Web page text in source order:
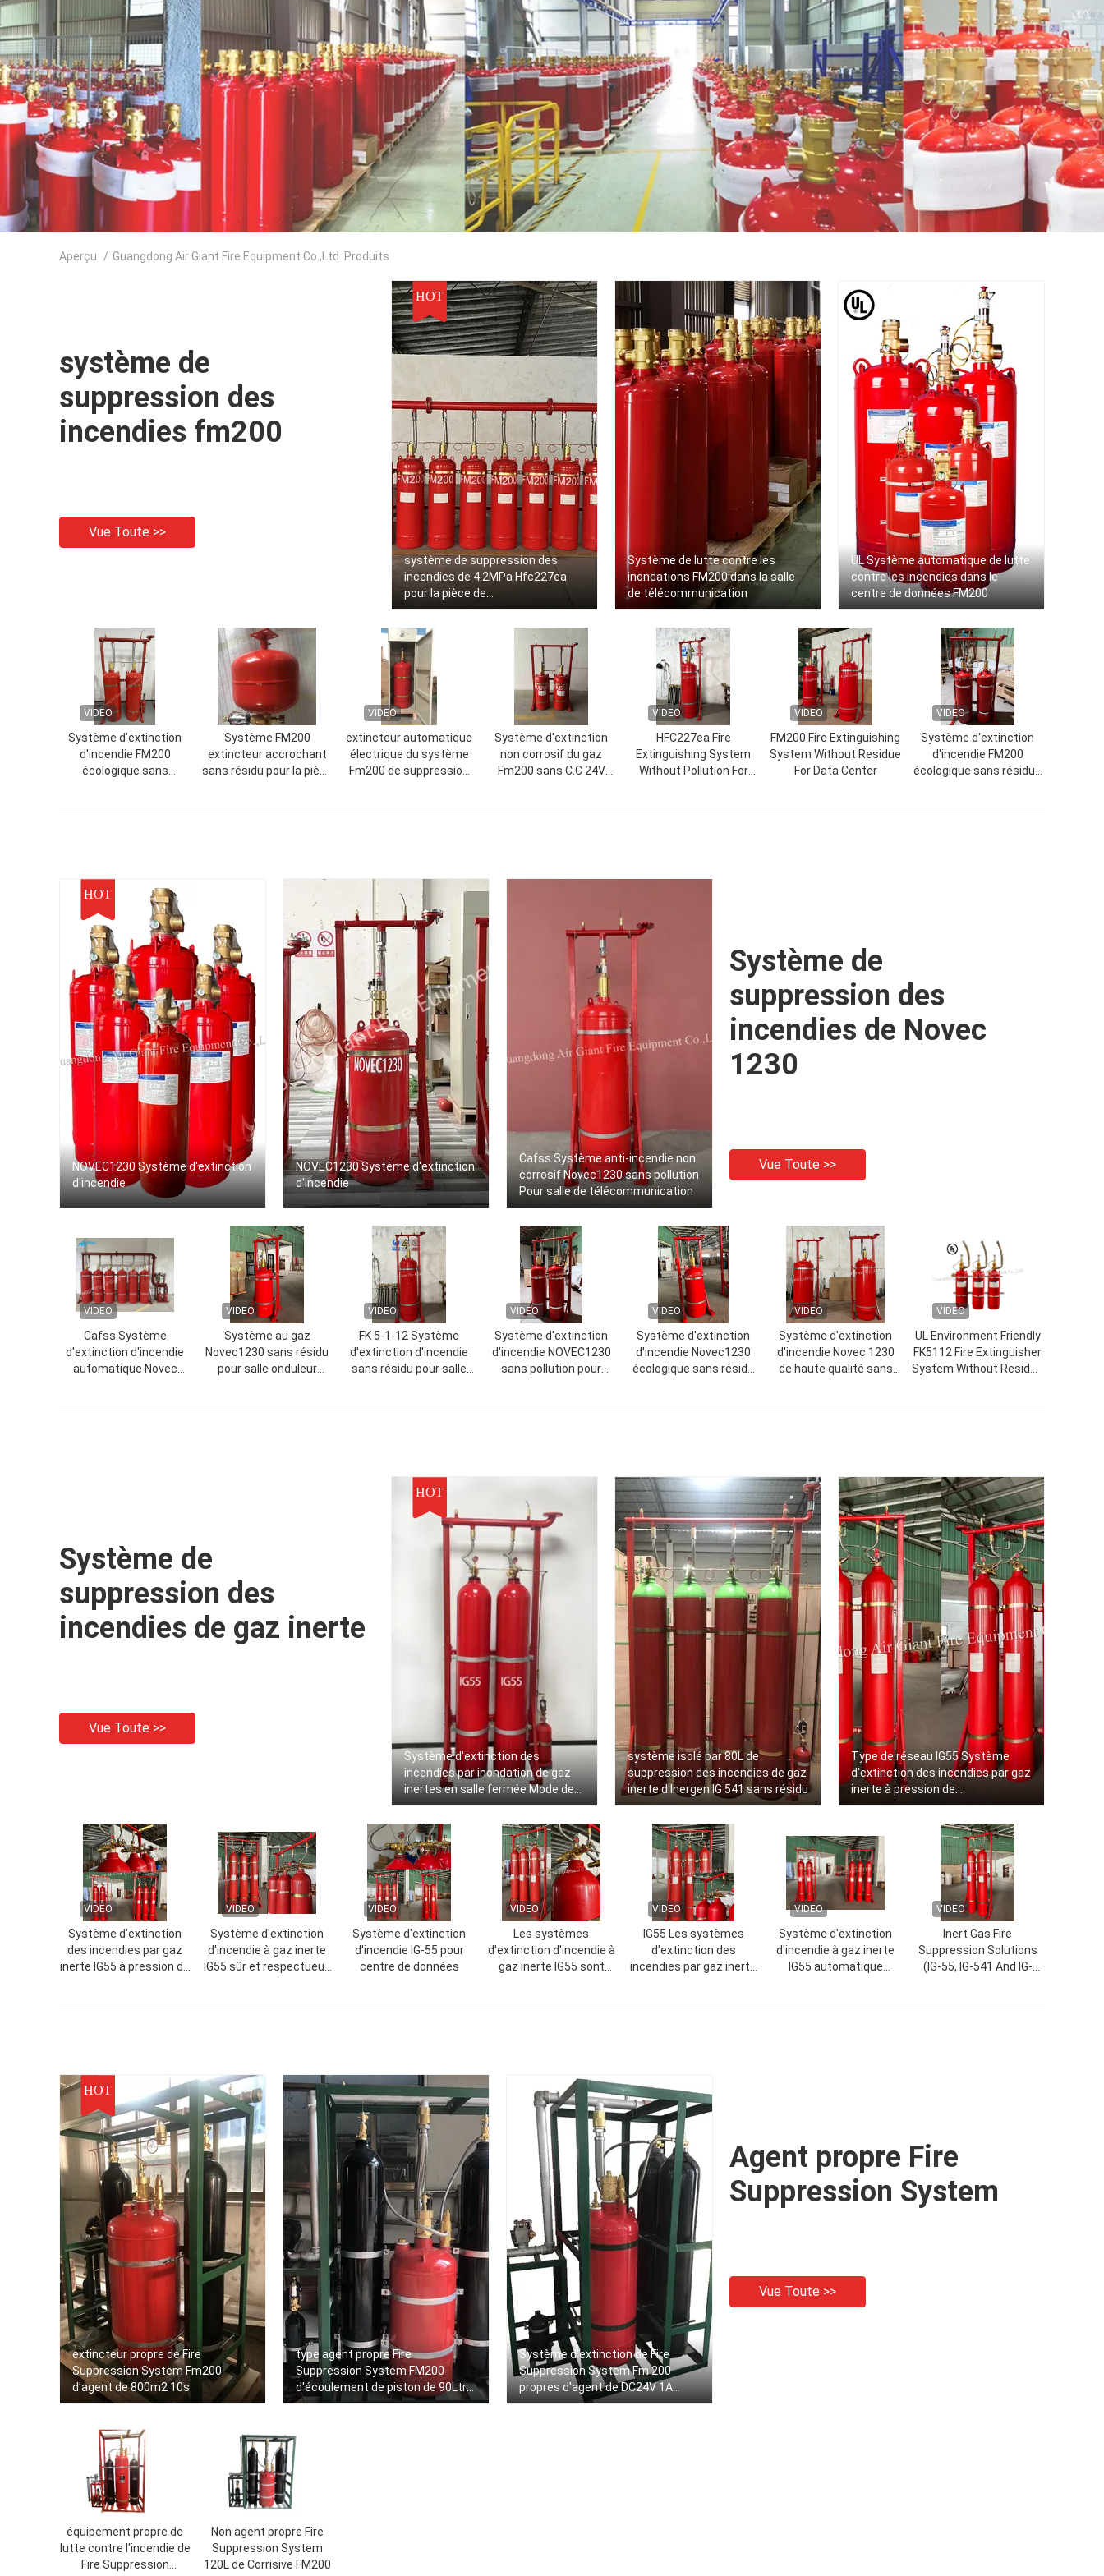
Aperçu / Guangdong Air Giant Fire Equipment Co.,Ltd. Produits
système de
suppression des
incendies fm200
Vue Toute >>
HOT
système de suppression des
incendies de 4.2MPa Hfc227ea
pour la pièce de
télécommunication
Système de lutte contre les
inondations FM200 dans la salle
de télécommunication
UL Système automatique de lutte
contre les incendies dans le
centre de données FM200
VIDEO
Système d'extinction
d'incendie FM200
écologique sans
Système FM200
extincteur accrochant
sans résidu pour la pièce
VIDEO
extincteur automatique
électrique du système
Fm200 de suppression
Système d'extinction
non corrosif du gaz
Fm200 sans C.C 24V
VIDEO
HFC227ea Fire
Extinguishing System
Without Pollution For
VIDEO
FM200 Fire Extinguishing
System Without Residue
For Data Center
VIDEO
Système d'extinction
d'incendie FM200
écologique sans résidus
HOT
NOVEC1230 Système d'extinction
d'incendie
NOVEC1230 Système d'extinction
d'incendie
Cafss Système anti-incendie non
corrosif Novec1230 sans pollution
Pour salle de télécommunication
Système de
suppression des
incendies de Novec
1230
Vue Toute >>
VIDEO
Cafss Système
d'extinction d'incendie
automatique Novec
VIDEO
Système au gaz
Novec1230 sans résidu
pour salle onduleur
VIDEO
FK 5-1-12 Système
d'extinction d'incendie
sans résidu pour salle
VIDEO
Système d'extinction
d'incendie NOVEC1230
sans pollution pour
VIDEO
Système d'extinction
d'incendie Novec1230
écologique sans résidu
VIDEO
Système d'extinction
d'incendie Novec 1230
de haute qualité sans
VIDEO
UL Environment Friendly
FK5112 Fire Extinguisher
System Without Residue
Système de
suppression des
incendies de gaz inerte
Vue Toute >>
HOT
Système d'extinction des
incendies par inondation de gaz
inertes en salle fermée Mode de
démarrage électrique
automatique -10°C à 50°C
système isolé par 80L de
suppression des incendies de gaz
inerte d'Inergen IG 541 sans résidu
Type de réseau IG55 Système
d'extinction des incendies par gaz
inerte à pression de
fonctionnement de 150 à 300 bar,
température de stockage de -10 à
50 °C et alarme sonore et visuelle
VIDEO
Système d'extinction
des incendies par gaz
inerte IG55 à pression de
VIDEO
Système d'extinction
d'incendie à gaz inerte
IG55 sûr et respectueux
VIDEO
Système d'extinction
d'incendie IG-55 pour
centre de données
VIDEO
Les systèmes
d'extinction d'incendie à
gaz inerte IG55 sont
VIDEO
IG55 Les systèmes
d'extinction des
incendies par gaz inerte
VIDEO
Système d'extinction
d'incendie à gaz inerte
IG55 automatique
VIDEO
Inert Gas Fire
Suppression Solutions
(IG-55, IG-541 And IG-
HOT
extincteur propre de Fire
Suppression System Fm200
d'agent de 800m2 10s
type agent propre Fire
Suppression System FM200
d'écoulement de piston de 90Ltr
120Ltr 245Ltr
Système d'extinction de Fire
Suppression System Fm 200
propres d'agent de DC24V 1A
4.2MPa
Agent propre Fire
Suppression System
Vue Toute >>
équipement propre de
lutte contre l'incendie de
Fire Suppression
Non agent propre Fire
Suppression System
120L de Corrisive FM200